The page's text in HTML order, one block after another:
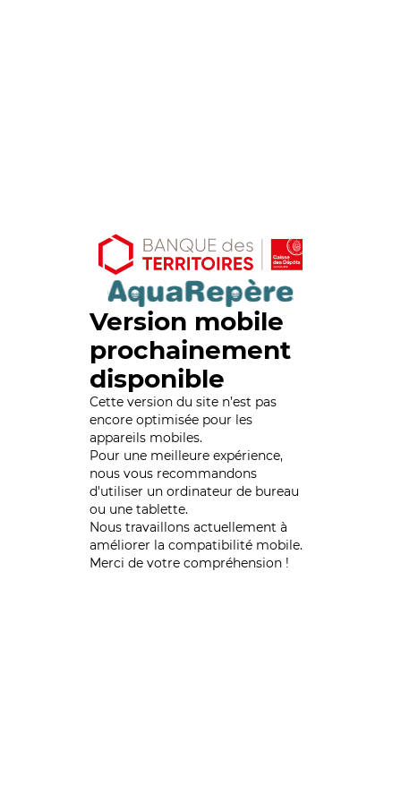
Version mobile
prochainement
disponible
Cette version du site n’est pas
encore optimisée pour les
appareils mobiles.
Pour une meilleure expérience,
nous vous recommandons
d'utiliser un ordinateur de bureau
ou une tablette.
Nous travaillons actuellement à
améliorer la compatibilité mobile.
Merci de votre compréhension !